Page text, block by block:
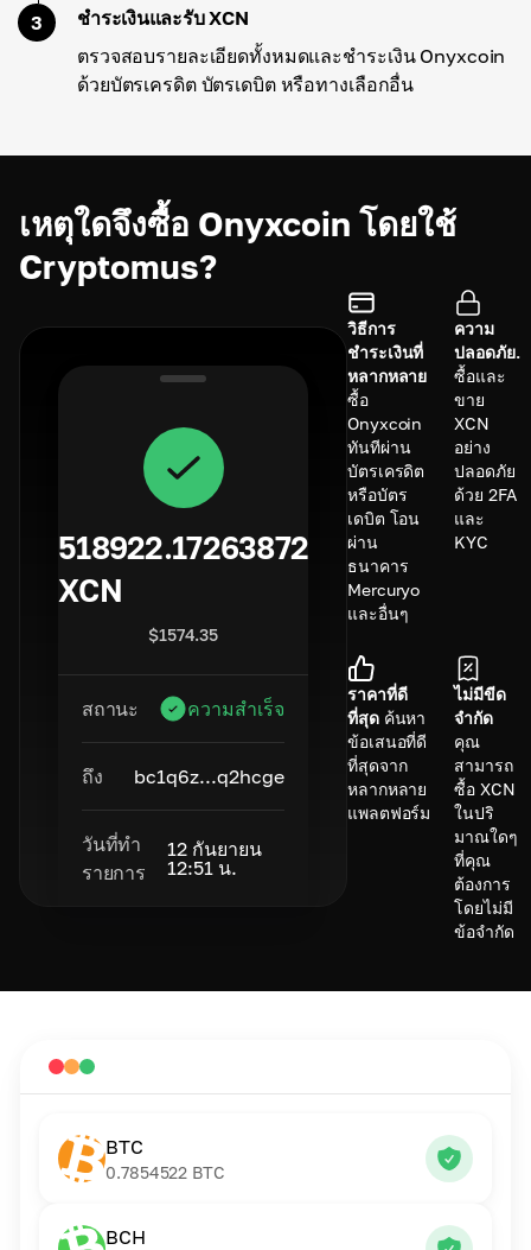
3
ชำระเงินและรับ XCN
ตรวจสอบรายละเอียดทั้งหมดและชำระเงิน Onyxcoin
ด้วยบัตรเครดิต บัตรเดบิต หรือทางเลือกอื่น
เหตุใดจึงซื้อ Onyxcoin โดยใช้
Cryptomus?
518922.17263872
XCN
$1574.35
สถานะ ความสำเร็จ
ถึง bc1q6z...q2hcge
วันที่ทำ
รายการ
12 กันยายน
12:51 น.
วิธีการ
ชำระเงินที่
หลากหลาย
ซื้อ
Onyxcoin
ทันทีผ่าน
บัตรเครดิต
หรือบัตร
เดบิต โอน
ผ่าน
ธนาคาร
Mercuryo
และอื่นๆ
ความ
ปลอดภัย.
ซื้อและ
ขาย
XCN
อย่าง
ปลอดภัย
ด้วย 2FA
และ
KYC
ราคาที่ดี
ที่สุด ค้นหา
ข้อเสนอที่ดี
ที่สุดจาก
หลากหลาย
แพลตฟอร์ม
ไม่มีขีด
จำกัด
คุณ
สามารถ
ซื้อ XCN
ในปริ
มาณใดๆ
ที่คุณ
ต้องการ
โดยไม่มี
ข้อจำกัด
BTC
0.7854522 BTC
BCH